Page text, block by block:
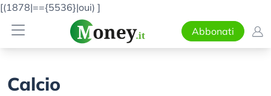
[(1878|=={5536}|oui) ]
Abbonati
Calcio